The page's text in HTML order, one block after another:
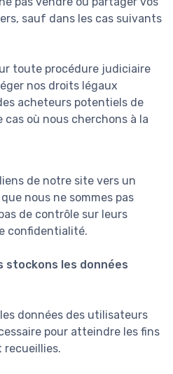
sauf dans les cas suivants
toute procédure judiciaire
nos droits légaux
acheteurs potentiels de
où nous cherchons à la
de notre site vers un
nous ne sommes pas
de contrôle sur leurs
confidentialité.
stockons les données
données des utilisateurs
pour atteindre les fins
recueillies.